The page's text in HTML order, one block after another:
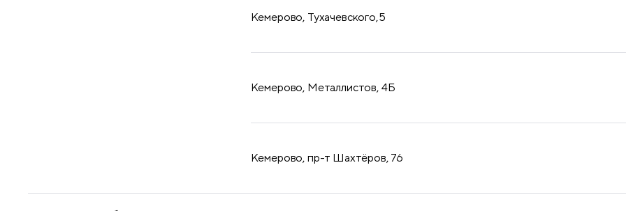
​Кемерово, Тухачевского,5
​Кемерово, Металлистов, 4Б
​Кемерово, пр-т Шахтёров, 76